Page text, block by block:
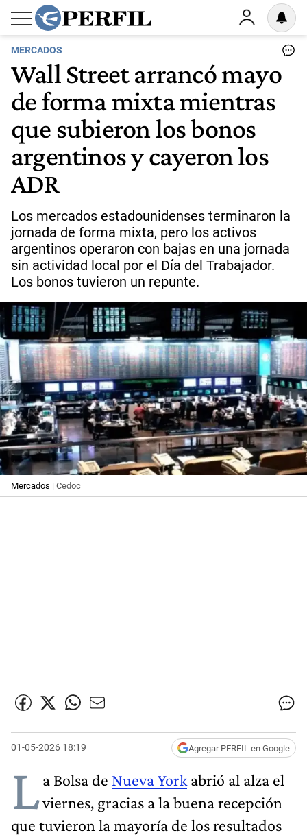
MERCADOS
Wall Street arrancó mayo
de forma mixta mientras
que subieron los bonos
argentinos y cayeron los
ADR
Los mercados estadounidenses terminaron la
jornada de forma mixta, pero los activos
argentinos operaron con bajas en una jornada
sin actividad local por el Día del Trabajador.
Los bonos tuvieron un repunte.
Mercados | Cedoc
01-05-2026 18:19 Agregar PERFIL en Google
La Bolsa de Nueva York abrió al alza el
viernes, gracias a la buena recepción
que tuvieron la mayoría de los resultados